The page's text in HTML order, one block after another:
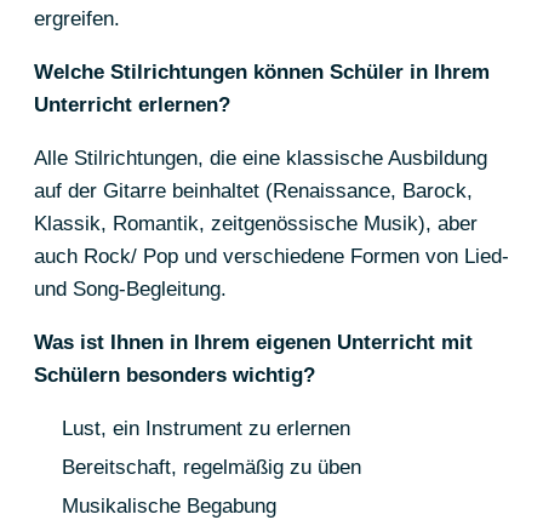
ergreifen.
Welche Stilrichtungen können Schüler in Ihrem
Unterricht erlernen?
Alle Stilrichtungen, die eine klassische Ausbildung
auf der Gitarre beinhaltet (Renaissance, Barock,
Klassik, Romantik, zeitgenössische Musik), aber
auch Rock/ Pop und verschiedene Formen von Lied-
und Song-Begleitung.
Was ist Ihnen in Ihrem eigenen Unterricht mit
Schülern besonders wichtig?
Lust, ein Instrument zu erlernen
Bereitschaft, regelmäßig zu üben
Musikalische Begabung